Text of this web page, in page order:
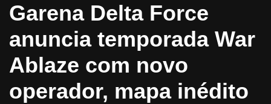
Garena Delta Force
anuncia temporada War
Ablaze com novo
operador, mapa inédito